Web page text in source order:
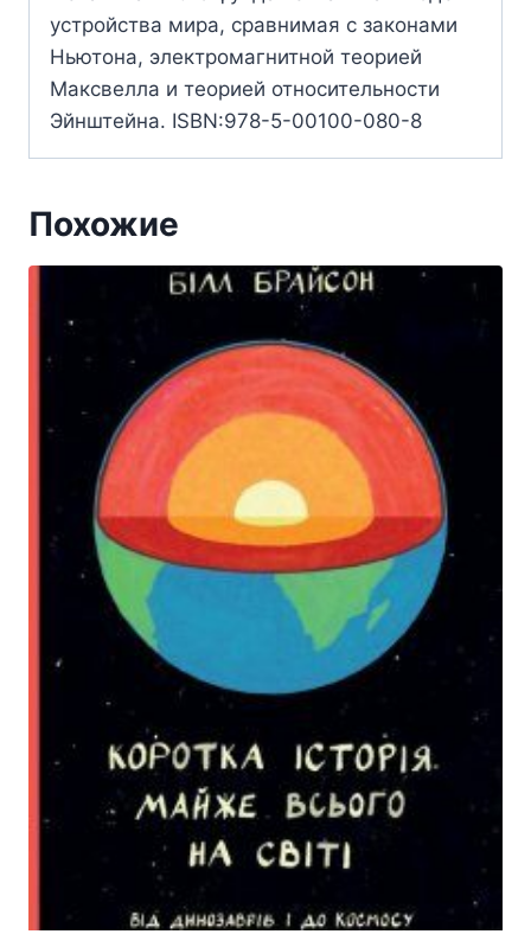
устройства мира, сравнимая с законами
Ньютона, электромагнитной теорией
Максвелла и теорией относительности
Эйнштейна. ISBN:978-5-00100-080-8
Похожие